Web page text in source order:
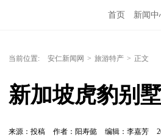
首页 新闻中
当前位置: 安仁新闻网 > 旅游特产 > 正文
新加坡虎豹别
来源：投稿 作者：阳寿懿 编辑：李嘉芳